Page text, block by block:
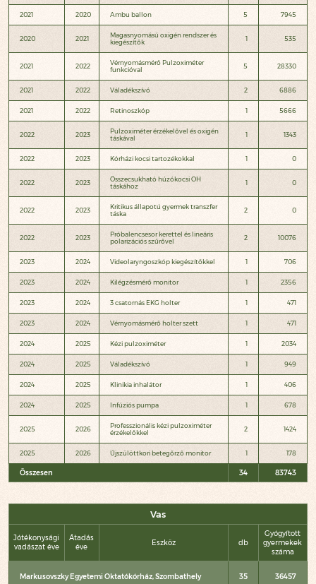
2021 2020 Ambu ballon 5 7945
2020 2021
Magasnyomású oxigén rendszer és
kiegészítők
1 535
2021 2022
Vérnyomásmérő Pulzoximéter
funkcióval
5 28330
2021 2022 Váladékszívó 2 6886
2021 2022 Retinoszkóp 1 5666
2022 2023
Pulzoximéter érzékelővel és oxigén
táskával
1 1343
2022 2023 Kórházi kocsi tartozékokkal 1 0
2022 2023
Összecsukható húzókocsi OH
táskához
1 0
2022 2023
Kritikus állapotú gyermek transzfer
táska
2 0
2022 2023
Próbalencsesor kerettel és lineáris
polarizációs szűrővel
2 10076
2023 2024 Videolaryngoszkóp kiegészítőkkel 1 706
2023 2024 Kilégzésmérő monitor 1 2356
2023 2024 3 csatornás EKG holter 1 471
2023 2024 Vérnyomásmérő holter szett 1 471
2024 2025 Kézi pulzoximéter 1 2034
2024 2025 Váladékszívó 1 949
2024 2025 Klinikia inhalátor 1 406
2024 2025 Infúziós pumpa 1 678
2025 2026
Professzionális kézi pulzoximéter
érzékelőkkel
2 1424
2025 2026 Újszülöttkori betegőrző monitor 1 178
Összesen 34 83743
Vas
Jótékonysági
vadászat éve
Átadás
éve
Eszköz db
Gyógyított
gyermekek
száma
Markusovszky Egyetemi Oktatókórház, Szombathely 35 36457